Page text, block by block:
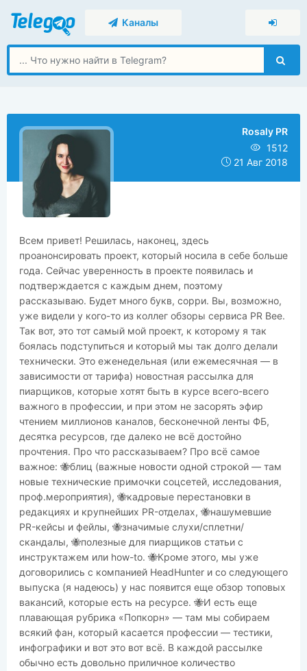
Каналы
Rosaly PR
1512
21 Авг 2018
Всем привет! Решилась, наконец, здесь
проанонсировать проект, который носила в себе больше
года. Сейчас уверенность в проекте появилась и
подтверждается с каждым днем, поэтому
рассказываю. Будет много букв, сорри. Вы, возможно,
уже видели у кого-то из коллег обзоры сервиса PR Bee.
Так вот, это тот самый мой проект, к которому я так
боялась подступиться и который мы так долго делали
технически. Это еженедельная (или ежемесячная — в
зависимости от тарифа) новостная рассылка для
пиарщиков, которые хотят быть в курсе всего-всего
важного в профессии, и при этом не засорять эфир
чтением миллионов каналов, бесконечной ленты ФБ,
десятка ресурсов, где далеко не всё достойно
прочтения. Про что рассказываем? Про всё самое
важное: 🐝блиц (важные новости одной строкой — там
новые технические примочки соцсетей, исследования,
проф.мероприятия), 🐝кадровые перестановки в
редакциях и крупнейших PR-отделах, 🐝нашумевшие
PR-кейсы и фейлы, 🐝значимые слухи/сплетни/
скандалы, 🐝полезные для пиарщиков статьи с
инструктажем или how-to. 🐝Кроме этого, мы уже
договорились с компанией HeadHunter и со следующего
выпуска (я надеюсь) у нас появится еще обзор топовых
вакансий, которые есть на ресурсе. 🐝И есть еще
плавающая рубрика «Попкорн» — там мы собираем
всякий фан, который касается профессии — тестики,
инфографики и вот это вот всё. В каждой рассылке
обычно есть довольно приличное количество